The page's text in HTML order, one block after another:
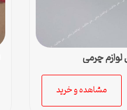
چرمی
مشاهده و خرید